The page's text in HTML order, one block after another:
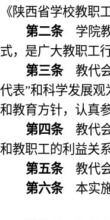
《陕西省学校教职
第二条学院教
式，是广大教职工
第三条教代会
代表”和科学发展
和教育方针，认真
第四条教代会
和教职工的利益关系
第五条教代会
第六条本实施